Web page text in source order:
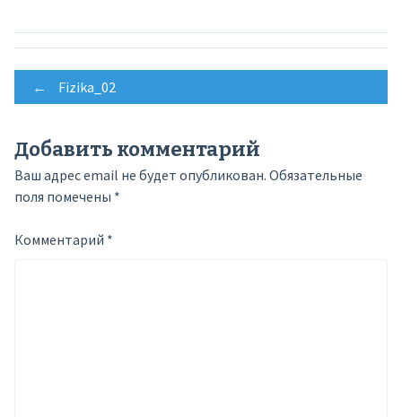
Post
navigation
← Fizika_02
Добавить комментарий
Ваш адрес email не будет опубликован. Обязательные
поля помечены *
Комментарий *